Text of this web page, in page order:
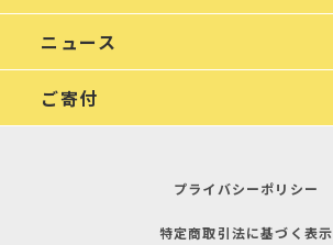
ニュース
ご寄付
プライバシーポリシー
特定商取引法に基づく表示